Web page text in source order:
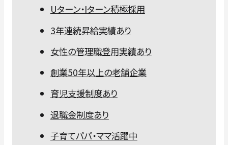
Uターン・Iターン積極採用
3年連続昇給実績あり
女性の管理職登用実績あり
創業50年以上の老舗企業
育児支援制度あり
退職金制度あり
子育てパパ・ママ活躍中